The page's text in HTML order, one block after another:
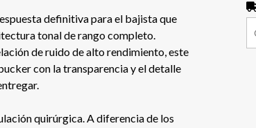
definitiva para el bajista que
tonal de rango completo.
de ruido de alto rendimiento, este
con la transparencia y el detalle
quirúrgica. A diferencia de los